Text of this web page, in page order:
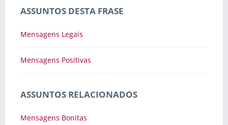
ASSUNTOS DESTA FRASE
Mensagens Legais
Mensagens Positivas
ASSUNTOS RELACIONADOS
Mensagens Bonitas